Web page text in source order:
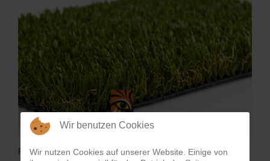
Finesse
Wir benutzen Cookies
Wir nutzen Cookies auf unserer Website. Einige von